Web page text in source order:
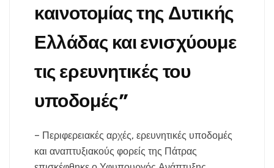
καινοτομίας της Δυτικής
Ελλάδας και ενισχύουμε
τις ερευνητικές του
υποδομές”
– Περιφερειακές αρχές, ερευνητικές υποδομές
και αναπτυξιακούς φορείς της Πάτρας